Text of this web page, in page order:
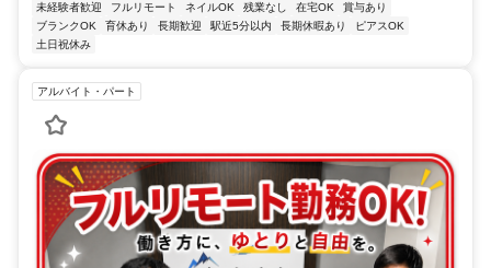
未経験者歓迎
フルリモート ネイルOK 残業なし 在宅OK
賞与あり
ブランクOK
育休あり 長期歓迎 駅近5分以内 長期休暇あり
ピアスOK
土日祝休み
アルバイト・パート